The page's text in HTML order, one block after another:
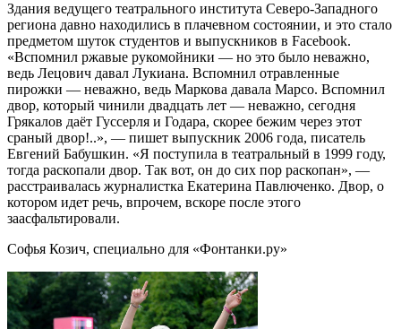
Здания ведущего театрального института Северо-Западного
региона давно находились в плачевном состоянии, и это стало
предметом шуток студентов и выпускников в Facebook.
«Вспомнил ржавые рукомойники — но это было неважно,
ведь Лецович давал Лукиана. Вспомнил отравленные
пирожки — неважно, ведь Маркова давала Марсо. Вспомнил
двор, который чинили двадцать лет — неважно, сегодня
Грякалов даёт Гуссерля и Годара, скорее бежим через этот
сраный двор!..», — пишет выпускник 2006 года, писатель
Евгений Бабушкин. «Я поступила в театральный в 1999 году,
тогда раскопали двор. Так вот, он до сих пор раскопан», —
расстраивалась журналистка Екатерина Павлюченко. Двор, о
котором идет речь, впрочем, вскоре после этого
заасфальтировали.
Софья Козич, специально для «Фонтанки.ру»